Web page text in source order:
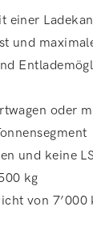
einer
und
oder
und keine
kg
von 7’000